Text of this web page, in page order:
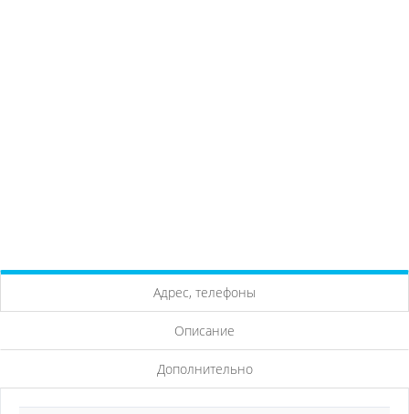
Адрес, телефоны
Описание
Дополнительно